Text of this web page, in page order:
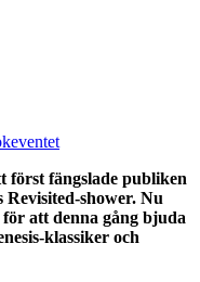
först fängslade publiken
Revisited-shower. Nu
att denna gång bjuda
klassiker och